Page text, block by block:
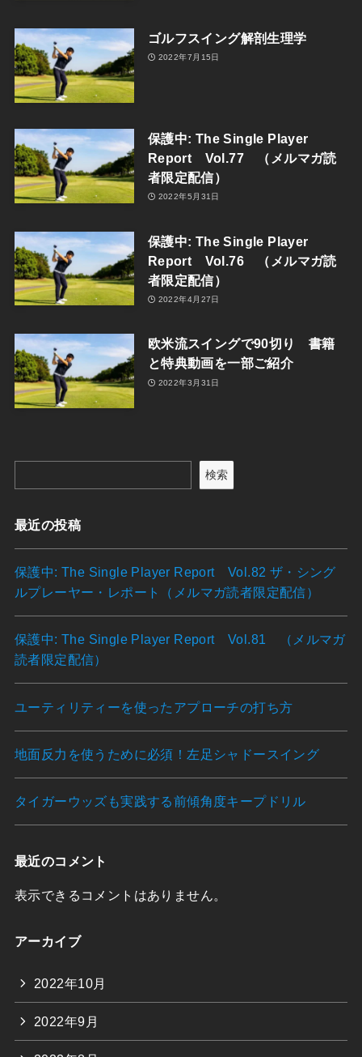
ゴルフスイング解剖生理学
2022年7月15日
保護中: The Single Player
Report Vol.77 （メルマガ読
者限定配信）
2022年5月31日
保護中: The Single Player
Report Vol.76 （メルマガ読
者限定配信）
2022年4月27日
欧米流スイングで90切り 書籍
と特典動画を一部ご紹介
2022年3月31日
検索
最近の投稿
保護中: The Single Player Report Vol.82 ザ・シング
ルプレーヤー・レポート（メルマガ読者限定配信）
保護中: The Single Player Report Vol.81 （メルマガ
読者限定配信）
ユーティリティーを使ったアプローチの打ち方
地面反力を使うために必須！左足シャドースイング
タイガーウッズも実践する前傾角度キープドリル
最近のコメント
表示できるコメントはありません。
アーカイブ
2022年10月
2022年9月